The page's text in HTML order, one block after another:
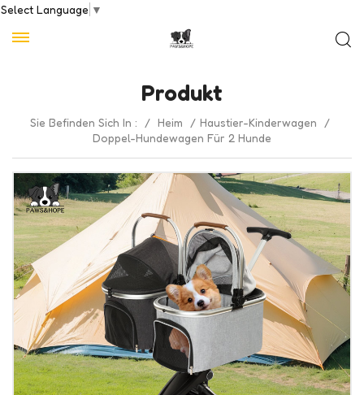
Select Language ▼
Produkt
Sie Befinden Sich In : / Heim / Haustier-Kinderwagen
/
Doppel-Hundewagen Für 2 Hunde